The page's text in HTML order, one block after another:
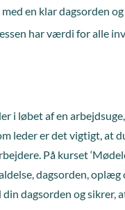
en klar dagsorden
har værdi for alle
i løbet af en
leder er det vigtigt,
På kurset
dagsorden,
dagsorden og sikrer,